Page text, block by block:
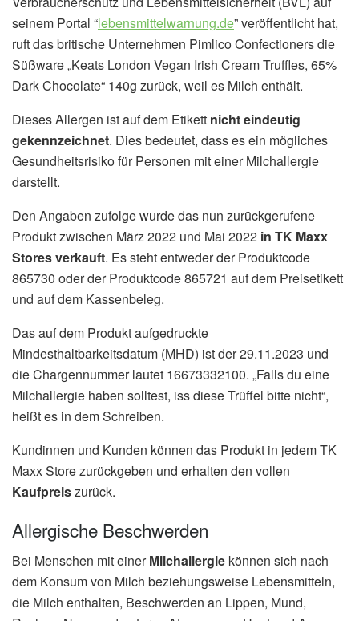
seinem Portal “lebensmittelwarnung.de” veröffentlicht hat,
ruft das britische Unternehmen Pimlico Confectioners die
Süßware „Keats London Vegan Irish Cream Truffles, 65%
Dark Chocolate“ 140g zurück, weil es Milch enthält.
Dieses Allergen ist auf dem Etikett nicht eindeutig
gekennzeichnet. Dies bedeutet, dass es ein mögliches
Gesundheitsrisiko für Personen mit einer Milchallergie
darstellt.
Den Angaben zufolge wurde das nun zurückgerufene
Produkt zwischen März 2022 und Mai 2022 in TK Maxx
Stores verkauft. Es steht entweder der Produktcode
865730 oder der Produktcode 865721 auf dem Preisetikett
und auf dem Kassenbeleg.
Das auf dem Produkt aufgedruckte
Mindesthaltbarkeitsdatum (MHD) ist der 29.11.2023 und
die Chargennummer lautet 16673332100. „Falls du eine
Milchallergie haben solltest, iss diese Trüffel bitte nicht“,
heißt es in dem Schreiben.
Kundinnen und Kunden können das Produkt in jedem TK
Maxx Store zurückgeben und erhalten den vollen
Kaufpreiszurück.
Allergische Beschwerden
Bei Menschen mit einerMilchallergie können sich nach
dem Konsum von Milch beziehungsweise Lebensmitteln,
die Milch enthalten, Beschwerden an Lippen, Mund,